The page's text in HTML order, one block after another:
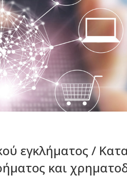
εγκλήματος /
και